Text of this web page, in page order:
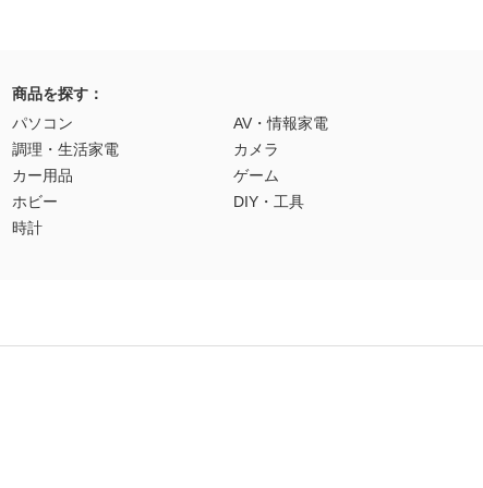
商品を探す：
パソコン
AV・情報家電
調理・生活家電
カメラ
カー用品
ゲーム
ホビー
DIY・工具
時計